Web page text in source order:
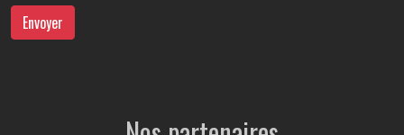
Envoyer